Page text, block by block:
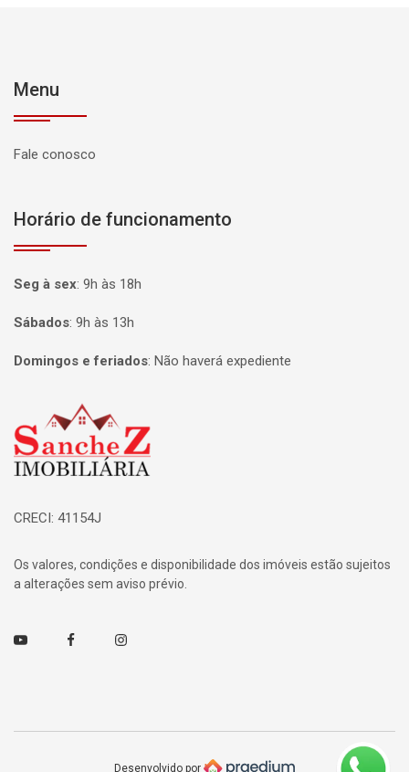
Menu
Fale conosco
Horário de funcionamento
Seg à sex: 9h às 18h
Sábados: 9h às 13h
Domingos e feriados: Não haverá expediente
Página inicial
CRECI: 41154J
Os valores, condições e disponibilidade dos imóveis estão sujeitos
a alterações sem aviso prévio.
Youtube FacebookInstagram
Desenvolvido por